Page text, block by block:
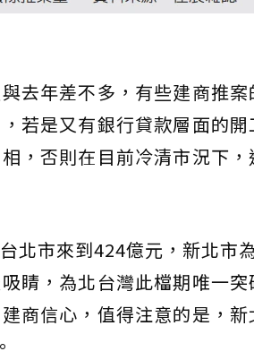
去年差不多，有些建商推
若是又有銀行貸款層面的
，否則在目前冷清市況下
北市來到424億元，新北市
睛，為北台灣此檔期唯一
商信心，值得注意的是，